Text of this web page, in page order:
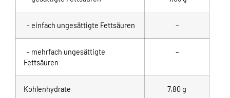
- einfach ungesättigte Fettsäuren –
- mehrfach ungesättigte
Fettsäuren
–
Kohlenhydrate 7,80 g